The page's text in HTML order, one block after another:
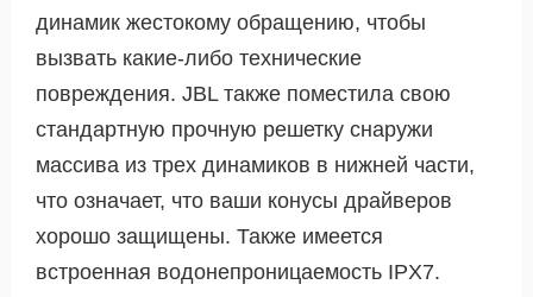
динамик жестокому обращению, чтобы
вызвать какие-либо технические
повреждения. JBL также поместила свою
стандартную прочную решетку снаружи
массива из трех динамиков в нижней части,
что означает, что ваши конусы драйверов
хорошо защищены. Также имеется
встроенная водонепроницаемость IPX7.